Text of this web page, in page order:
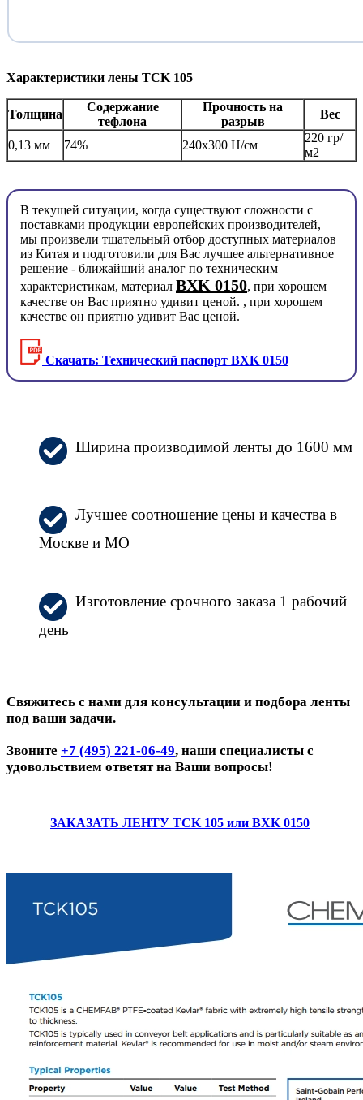
Характеристики лены TCK 105
Толщина
Содержание
тефлона
Прочность на
разрыв
Вес
0,13 мм 74% 240х300 Н/см
220 гр/
м2
В текущей ситуации, когда существуют сложности с
поставками продукции европейских производителей,
мы произвели тщательный отбор доступных материалов
из Китая и подготовили для Вас лучшее альтернативное
решение - ближайший аналог по техническим
характеристикам, материал BXK 0150, при хорошем
качестве он Вас приятно удивит ценой. , при хорошем
качестве он приятно удивит Вас ценой.
Скачать: Технический паспорт BXK 0150
Ширина производимой ленты до 1600 мм
Лучшее соотношение цены и качества в
Москве и МО
Изготовление срочного заказа 1 рабочий
день
Свяжитесь с нами для консультации и подбора ленты
под ваши задачи.
Звоните +7 (495) 221-06-49, наши специалисты с
удовольствием ответят на Ваши вопросы!
ЗАКАЗАТЬ ЛЕНТУ TCK 105 или BXK 0150